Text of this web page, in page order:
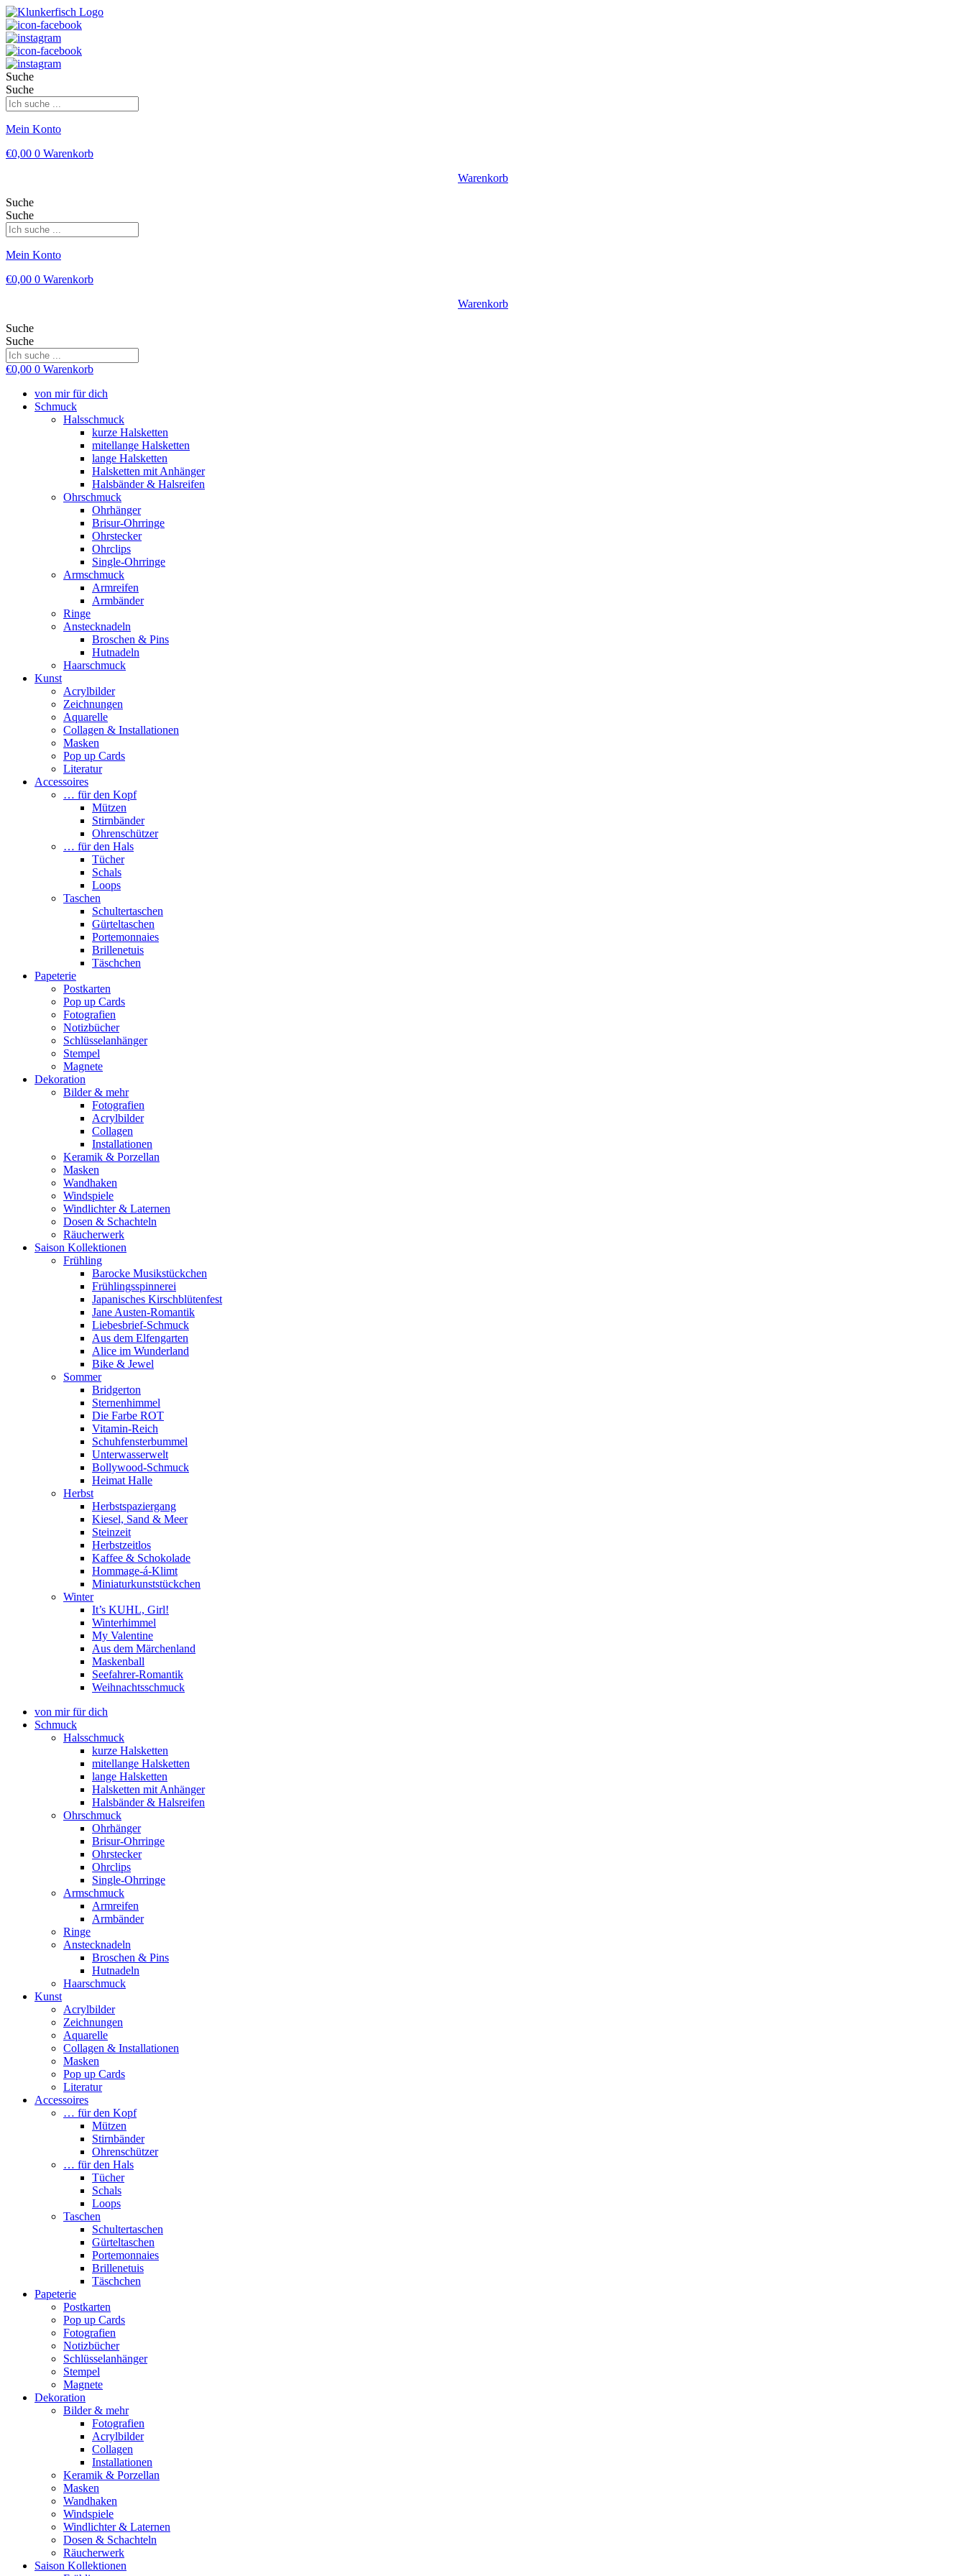
Suche
Suche
Mein Konto
€0,00 0 Warenkorb
Warenkorb
Suche
Suche
Mein Konto
€0,00 0 Warenkorb
Warenkorb
Suche
Suche
€0,00 0 Warenkorb
von mir für dich
Schmuck
Halsschmuck
kurze Halsketten
mitellange Halsketten
lange Halsketten
Halsketten mit Anhänger
Halsbänder & Halsreifen
Ohrschmuck
Ohrhänger
Brisur-Ohrringe
Ohrstecker
Ohrclips
Single-Ohrringe
Armschmuck
Armreifen
Armbänder
Ringe
Anstecknadeln
Broschen & Pins
Hutnadeln
Haarschmuck
Kunst
Acrylbilder
Zeichnungen
Aquarelle
Collagen & Installationen
Masken
Pop up Cards
Literatur
Accessoires
… für den Kopf
Mützen
Stirnbänder
Ohrenschützer
… für den Hals
Tücher
Schals
Loops
Taschen
Schultertaschen
Gürteltaschen
Portemonnaies
Brillenetuis
Täschchen
Papeterie
Postkarten
Pop up Cards
Fotografien
Notizbücher
Schlüsselanhänger
Stempel
Magnete
Dekoration
Bilder & mehr
Fotografien
Acrylbilder
Collagen
Installationen
Keramik & Porzellan
Masken
Wandhaken
Windspiele
Windlichter & Laternen
Dosen & Schachteln
Räucherwerk
Saison Kollektionen
Frühling
Barocke Musikstückchen
Frühlingsspinnerei
Japanisches Kirschblütenfest
Jane Austen-Romantik
Liebesbrief-Schmuck
Aus dem Elfengarten
Alice im Wunderland
Bike & Jewel
Sommer
Bridgerton
Sternenhimmel
Die Farbe ROT
Vitamin-Reich
Schuhfensterbummel
Unterwasserwelt
Bollywood-Schmuck
Heimat Halle
Herbst
Herbstspaziergang
Kiesel, Sand & Meer
Steinzeit
Herbstzeitlos
Kaffee & Schokolade
Hommage-á-Klimt
Miniaturkunststückchen
Winter
It’s KUHL, Girl!
Winterhimmel
My Valentine
Aus dem Märchenland
Maskenball
Seefahrer-Romantik
Weihnachtsschmuck
von mir für dich
Schmuck
Halsschmuck
kurze Halsketten
mitellange Halsketten
lange Halsketten
Halsketten mit Anhänger
Halsbänder & Halsreifen
Ohrschmuck
Ohrhänger
Brisur-Ohrringe
Ohrstecker
Ohrclips
Single-Ohrringe
Armschmuck
Armreifen
Armbänder
Ringe
Anstecknadeln
Broschen & Pins
Hutnadeln
Haarschmuck
Kunst
Acrylbilder
Zeichnungen
Aquarelle
Collagen & Installationen
Masken
Pop up Cards
Literatur
Accessoires
… für den Kopf
Mützen
Stirnbänder
Ohrenschützer
… für den Hals
Tücher
Schals
Loops
Taschen
Schultertaschen
Gürteltaschen
Portemonnaies
Brillenetuis
Täschchen
Papeterie
Postkarten
Pop up Cards
Fotografien
Notizbücher
Schlüsselanhänger
Stempel
Magnete
Dekoration
Bilder & mehr
Fotografien
Acrylbilder
Collagen
Installationen
Keramik & Porzellan
Masken
Wandhaken
Windspiele
Windlichter & Laternen
Dosen & Schachteln
Räucherwerk
Saison Kollektionen